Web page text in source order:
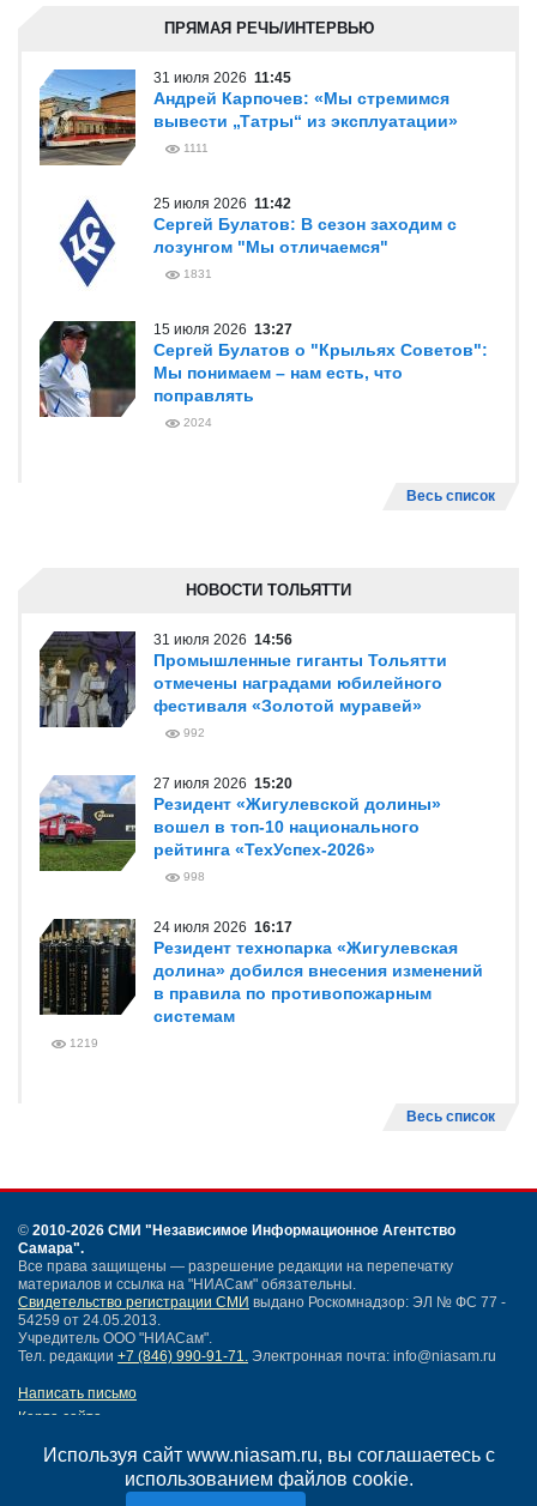
Используя сайт www.niasam.ru, вы соглашаетесь с
использованием файлов cookie.
ПРЯМАЯ РЕЧЬ/ИНТЕРВЬЮ
31 июля 2026 11:45
Андрей Карпочев: «Мы стремимся
вывести „Татры“ из эксплуатации»
1111
25 июля 2026 11:42
Сергей Булатов: В сезон заходим с
лозунгом "Мы отличаемся"
1831
15 июля 2026 13:27
Сергей Булатов о "Крыльях Советов":
Мы понимаем – нам есть, что
поправлять
2024
Весь список
НОВОСТИ ТОЛЬЯТТИ
31 июля 2026 14:56
Промышленные гиганты Тольятти
отмечены наградами юбилейного
фестиваля «Золотой муравей»
992
27 июля 2026 15:20
Резидент «Жигулевской долины»
вошел в топ-10 национального
рейтинга «ТехУспех-2026»
998
24 июля 2026 16:17
Резидент технопарка «Жигулевская
долина» добился внесения изменений
в правила по противопожарным
системам
1219
Весь список
© 2010-2026 СМИ "Независимое Информационное Агентство
Самара".
Все права защищены — разрешение редакции на перепечатку
материалов и ссылка на "НИАСам" обязательны.
Свидетельство регистрации СМИ выдано Роскомнадзор: ЭЛ № ФС 77 -
54259 от 24.05.2013.
Учредитель ООО "НИАСам".
Тел. редакции +7 (846) 990-91-71. Электронная почта: info@niasam.ru
Написать письмо
Карта сайта
Политика конфиденциальности
Согласие на обработку персональных данных